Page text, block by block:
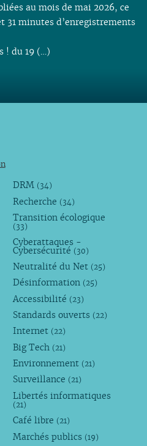
au mois de mai 2026, ce
31 minutes d’enregistrements
! du 19 (…)
DRM (34)
Recherche (34)
Transition écologique
(33)
Cyberattaques -
Cybersécurité (30)
Neutralité du Net (25)
Désinformation (25)
Accessibilité (23)
Standards ouverts (22)
Internet (22)
Big Tech (21)
Environnement (21)
Surveillance (21)
Libertés informatiques
(21)
Café libre (21)
Marchés publics (19)